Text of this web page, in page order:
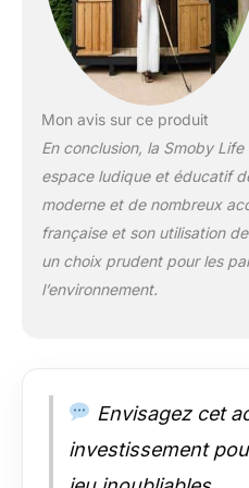
Mon avis sur ce produit
En conclusion, la Smoby
espace ludique et éducatif
moderne et de nombreux
française et son utilisation
un choix prudent pour les
l’environnement.
Envisagez cet
investissement